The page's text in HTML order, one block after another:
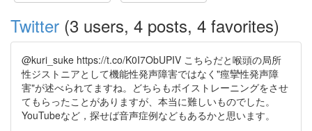
Twitter (3 users, 4 posts, 4 favorites)
@kuri_suke https://t.co/K0I7ObUPIV こちらだと喉頭の局所
性ジストニアとして機能性発声障害ではなく"痙攣性発声障
害"が述べられてますね。どちらもボイストレーニングをさせ
てもらったことがありますが、本当に難しいものでした。
YouTubeなど，探せば音声症例などもあるかと思います。